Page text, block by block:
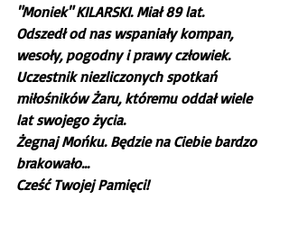
"Moniek" KILARSKI. Miał 89 lat.
Odszedł od nas wspaniały kompan,
wesoły, pogodny i prawy człowiek.
Uczestnik niezliczonych spotkań
miłośników Żaru, któremu oddał wiele
lat swojego życia.
Żegnaj Mońku. Będzie na Ciebie bardzo
brakowało...
Cześć Twojej Pamięci!